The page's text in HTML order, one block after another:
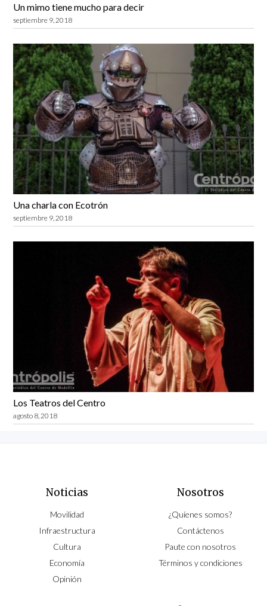
Un mimo tiene mucho para decir
septiembre 9, 2018
Una charla con Ecotrón
septiembre 9, 2018
Los Teatros del Centro
agosto 8, 2018
Noticias
Movilidad
Infraestructura
Cultura
Economía
Opinión
Nosotros
¿Quíenes somos?
Contáctenos
Paute con nosotros
Términos y condiciones